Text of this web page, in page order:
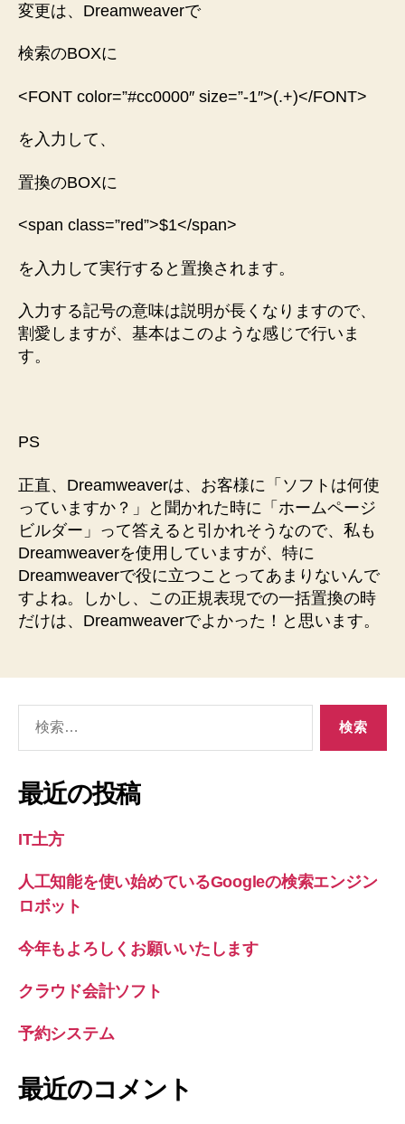
変更は、Dreamweaverで
検索のBOXに
<FONT color=”#cc0000″ size=”-1″>(.+)</FONT>
を入力して、
置換のBOXに
<span class=”red”>$1</span>
を入力して実行すると置換されます。
入力する記号の意味は説明が長くなりますので、
割愛しますが、基本はこのような感じで行いま
す。
PS
正直、Dreamweaverは、お客様に「ソフトは何使
っていますか？」と聞かれた時に「ホームページ
ビルダー」って答えると引かれそうなので、私も
Dreamweaverを使用していますが、特に
Dreamweaverで役に立つことってあまりないんで
すよね。しかし、この正規表現での一括置換の時
だけは、Dreamweaverでよかった！と思います。
象:
最近の投稿
IT土方
人工知能を使い始めているGoogleの検索エンジン
ロボット
今年もよろしくお願いいたします
クラウド会計ソフト
予約システム
最近のコメント